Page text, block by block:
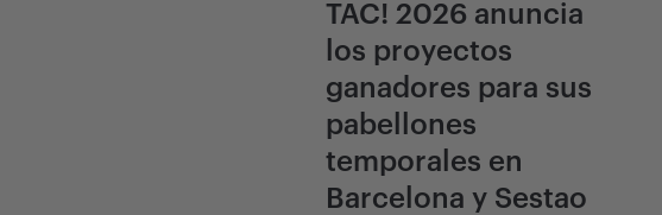
TAC! 2026 anuncia
los proyectos
ganadores para sus
pabellones
temporales en
Barcelona y Sestao